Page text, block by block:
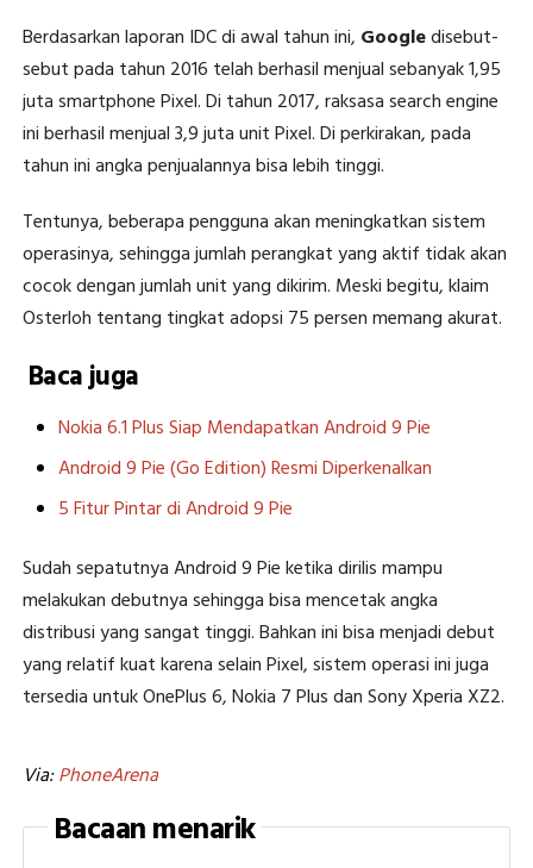
Berdasarkan laporan IDC di awal tahun ini, Googledisebut-
sebut pada tahun 2016 telah berhasil menjual sebanyak 1,95
juta smartphone Pixel. Di tahun 2017, raksasa search engine
ini berhasil menjual 3,9 juta unit Pixel. Di perkirakan, pada
tahun ini angka penjualannya bisa lebih tinggi.
Tentunya, beberapa pengguna akan meningkatkan sistem
operasinya, sehingga jumlah perangkat yang aktif tidak akan
cocok dengan jumlah unit yang dikirim. Meski begitu, klaim
Osterloh tentang tingkat adopsi 75 persen memang akurat.
Baca juga
Nokia 6.1 Plus Siap Mendapatkan Android 9 Pie
Android 9 Pie (Go Edition) Resmi Diperkenalkan
5 Fitur Pintar di Android 9 Pie
Sudah sepatutnya Android 9 Pie ketika dirilis mampu
melakukan debutnya sehingga bisa mencetak angka
distribusi yang sangat tinggi. Bahkan ini bisa menjadi debut
yang relatif kuat karena selain Pixel, sistem operasi ini juga
tersedia untuk OnePlus 6, Nokia 7 Plus dan Sony Xperia XZ2.
Via:PhoneArena
Bacaan menarik